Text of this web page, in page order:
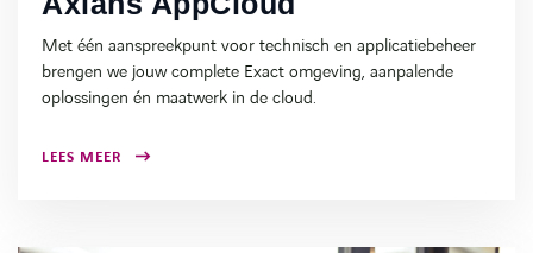
Met één aanspreekpunt voor technisch en applicatiebeheer
brengen we jouw complete Exact omgeving, aanpalende
oplossingen én maatwerk in de cloud.
LEES MEER